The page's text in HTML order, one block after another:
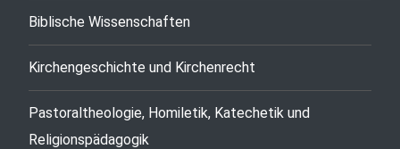
Biblische Wissenschaften
Kirchengeschichte und Kirchenrecht
Pastoraltheologie, Homiletik, Katechetik und
Religionspädagogik